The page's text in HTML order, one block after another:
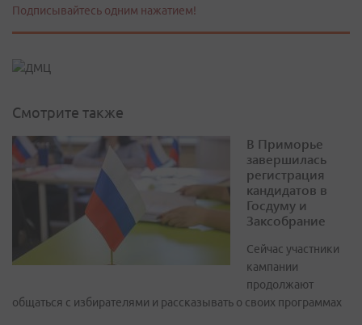
Подписывайтесь одним нажатием!
Смотрите также
В Приморье
завершилась
регистрация
кандидатов в
Госдуму и
Заксобрание
Сейчас участники
кампании
продолжают
общаться с избирателями и рассказывать о своих программах